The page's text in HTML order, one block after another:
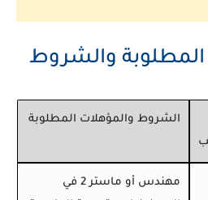
والشروط
الشروط والمؤهلات المطلوبة
مهندس أو ماستر 2 في